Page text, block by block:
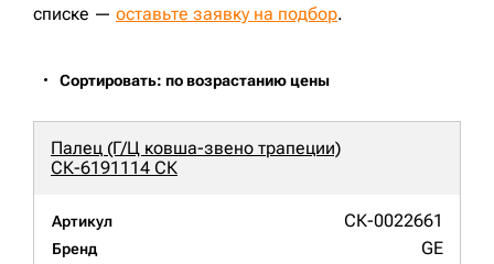
списке — оставьте заявку на подбор.
Сортировать: по возрастанию цены
Палец (Г/Ц ковша-звено трапеции)
СК-6191114 СК
Артикул СК-0022661
Бренд GE